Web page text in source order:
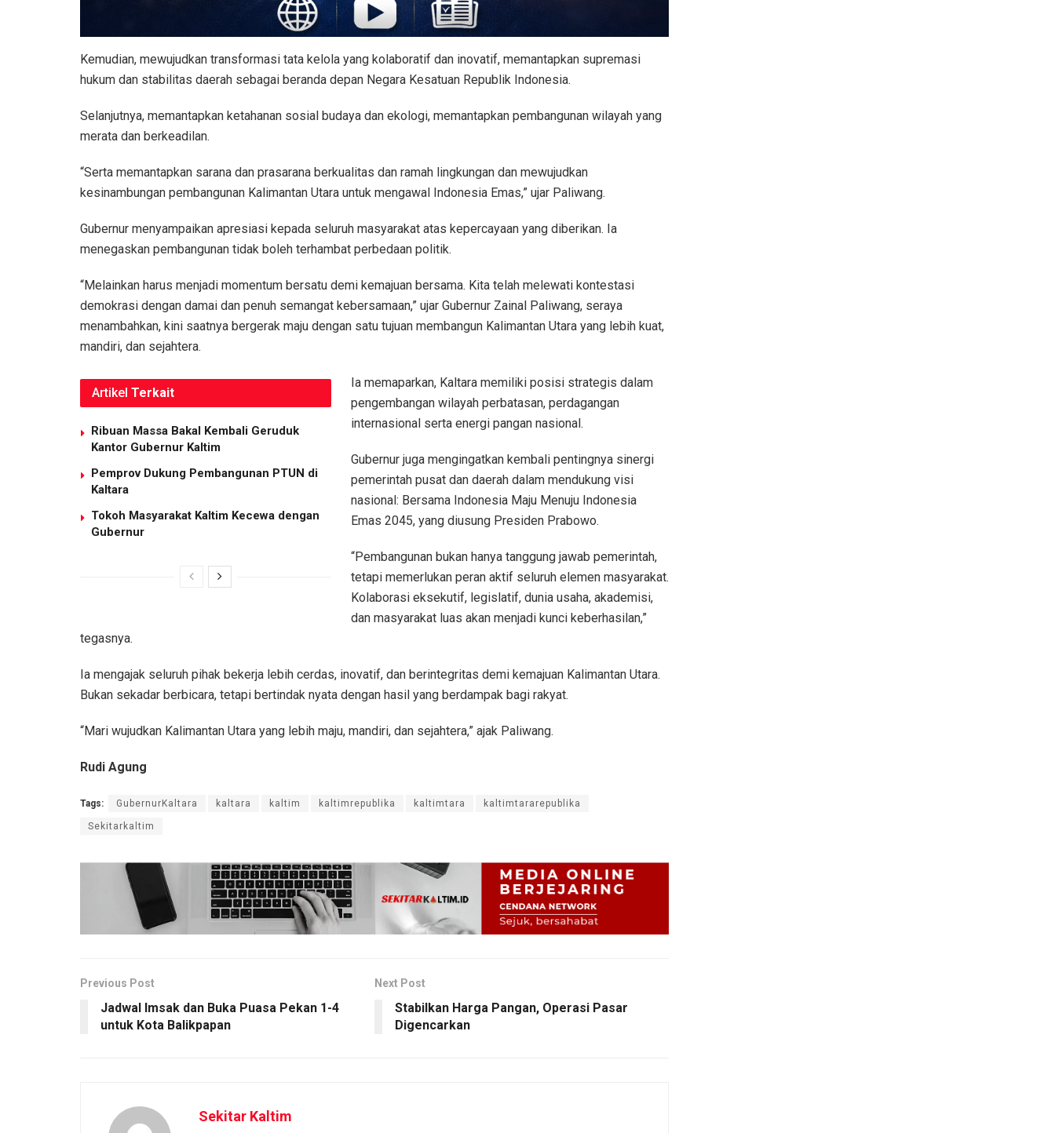
Kemudian, mewujudkan transformasi tata kelola yang kolaboratif dan inovatif, memantapkan supremasi
hukum dan stabilitas daerah sebagai beranda depan Negara Kesatuan Republik Indonesia.
Selanjutnya, memantapkan ketahanan sosial budaya dan ekologi, memantapkan pembangunan wilayah yang
merata dan berkeadilan.
“Serta memantapkan sarana dan prasarana berkualitas dan ramah lingkungan dan mewujudkan
kesinambungan pembangunan Kalimantan Utara untuk mengawal Indonesia Emas,” ujar Paliwang.
Gubernur menyampaikan apresiasi kepada seluruh masyarakat atas kepercayaan yang diberikan. Ia
menegaskan pembangunan tidak boleh terhambat perbedaan politik.
“Melainkan harus menjadi momentum bersatu demi kemajuan bersama. Kita telah melewati kontestasi
demokrasi dengan damai dan penuh semangat kebersamaan,” ujar Gubernur Zainal Paliwang, seraya
menambahkan, kini saatnya bergerak maju dengan satu tujuan membangun Kalimantan Utara yang lebih kuat,
mandiri, dan sejahtera.
Artikel Terkait
Ribuan Massa Bakal Kembali Geruduk
Kantor Gubernur Kaltim
Pemprov Dukung Pembangunan PTUN di
Kaltara
Tokoh Masyarakat Kaltim Kecewa dengan
Gubernur
Ia memaparkan, Kaltara memiliki posisi strategis dalam
pengembangan wilayah perbatasan, perdagangan
internasional serta energi pangan nasional.
Gubernur juga mengingatkan kembali pentingnya sinergi
pemerintah pusat dan daerah dalam mendukung visi
nasional: Bersama Indonesia Maju Menuju Indonesia
Emas 2045, yang diusung Presiden Prabowo.
“Pembangunan bukan hanya tanggung jawab pemerintah,
tetapi memerlukan peran aktif seluruh elemen masyarakat.
Kolaborasi eksekutif, legislatif, dunia usaha, akademisi,
dan masyarakat luas akan menjadi kunci keberhasilan,”
tegasnya.
Ia mengajak seluruh pihak bekerja lebih cerdas, inovatif, dan berintegritas demi kemajuan Kalimantan Utara.
Bukan sekadar berbicara, tetapi bertindak nyata dengan hasil yang berdampak bagi rakyat.
“Mari wujudkan Kalimantan Utara yang lebih maju, mandiri, dan sejahtera,” ajak Paliwang.
Rudi Agung
Tags: GubernurKaltara kaltara kaltim kaltimrepublika kaltimtara kaltimtararepublika
Sekitarkaltim
Previous Post
Jadwal Imsak dan Buka Puasa Pekan 1-4
untuk Kota Balikpapan
Next Post
Stabilkan Harga Pangan, Operasi Pasar
Digencarkan
Sekitar Kaltim